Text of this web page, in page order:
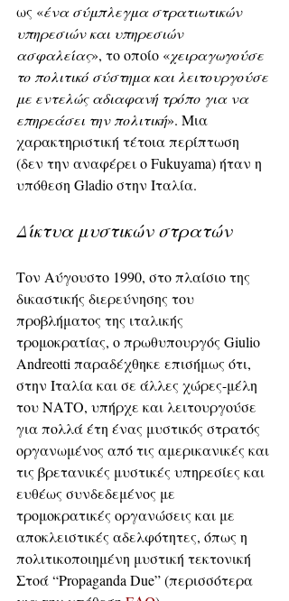
ως «ένα σύμπλεγμα στρατιωτικών
υπηρεσιών και υπηρεσιών
ασφαλείας», το οποίο «χειραγωγούσε
το πολιτικό σύστημα και λειτουργούσε
με εντελώς αδιαφανή τρόπο για να
επηρεάσει την πολιτική». Μια
χαρακτηριστική τέτοια περίπτωση
(δεν την αναφέρει ο Fukuyama) ήταν η
υπόθεση Gladio στην Ιταλία.
Δίκτυα μυστικών στρατών
Τον Αύγουστο 1990, στο πλαίσιο της
δικαστικής διερεύνησης του
προβλήματος της ιταλικής
τρομοκρατίας, ο πρωθυπουργός Giulio
Andreotti παραδέχθηκε επισήμως ότι,
στην Ιταλία και σε άλλες χώρες-μέλη
του ΝΑΤΟ, υπήρχε και λειτουργούσε
για πολλά έτη ένας μυστικός στρατός
οργανωμένος από τις αμερικανικές και
τις βρετανικές μυστικές υπηρεσίες και
ευθέως συνδεδεμένος με
τρομοκρατικές οργανώσεις και με
αποκλειστικές αδελφότητες, όπως η
πολιτικοποιημένη μυστική τεκτονική
Στοά “Propaganda Due” (περισσότερα